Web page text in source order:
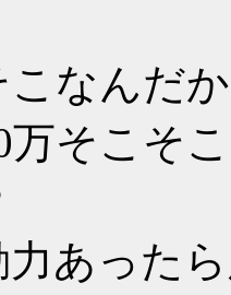
こなんだ
万そこそ
力あった